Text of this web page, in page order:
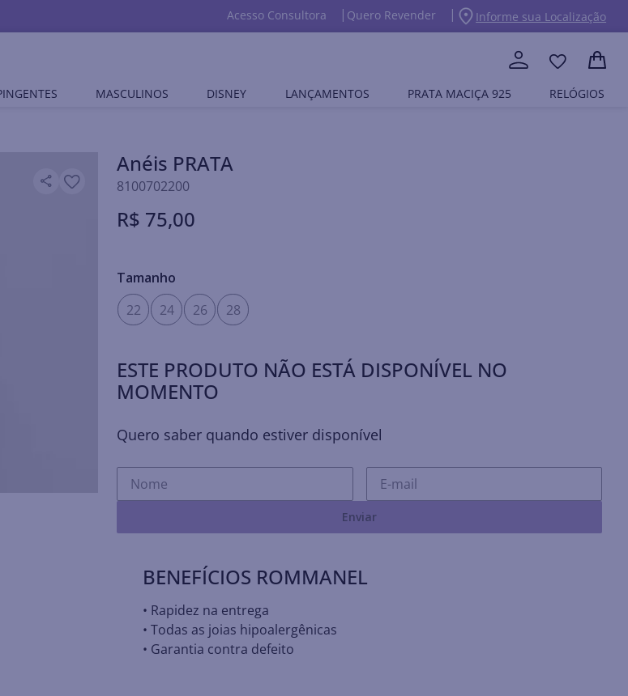
Acesso Consultora Quero Revender Informe sua Localização
MASCULINOS DISNEY LANÇAMENTOS PRATA MACIÇA 925 RELÓGIOS
Anéis PRATA
8100702200
R$ 75,00
Tamanho
22
24 26 28
ESTE PRODUTO NÃO ESTÁ DISPONÍVEL NO
MOMENTO
Quero saber quando estiver disponível
Enviar
BENEFÍCIOS ROMMANEL
• Rapidez na entrega
• Todas as joias hipoalergênicas
• Garantia contra defeito